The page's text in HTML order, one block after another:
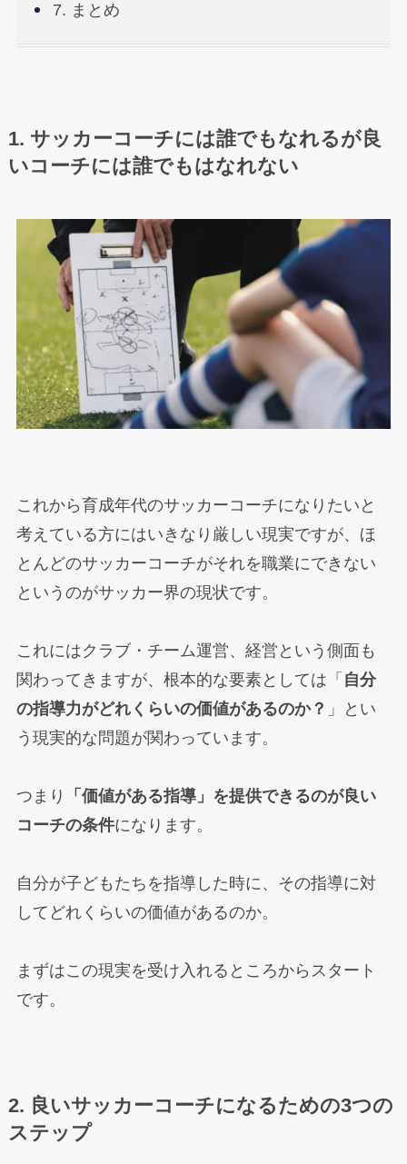
7. まとめ
1. サッカーコーチには誰でもなれるが良
いコーチには誰でもはなれない
これから育成年代のサッカーコーチになりたいと
考えている方にはいきなり厳しい現実ですが、ほ
とんどのサッカーコーチがそれを職業にできない
というのがサッカー界の現状です。
これにはクラブ・チーム運営、経営という側面も
関わってきますが、根本的な要素としては「 自分
の指導力がどれくらいの価値があるのか？ 」とい
う現実的な問題が関わっています。
つまり
「価値がある指導」を提供できるのが良い
コーチの条件になります。
自分が子どもたちを指導した時に、その指導に対
してどれくらいの価値があるのか。
まずはこの現実を受け入れるところからスタート
です。
2. 良いサッカーコーチになるための3つの
ステップ